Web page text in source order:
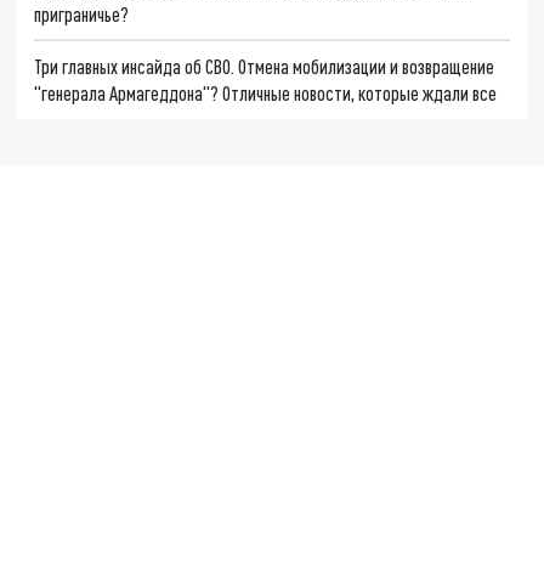
приграничье?
Три главных инсайда об СВО. Отмена мобилизации и возвращение
"генерала Армагеддона"? Отличные новости, которые ждали все